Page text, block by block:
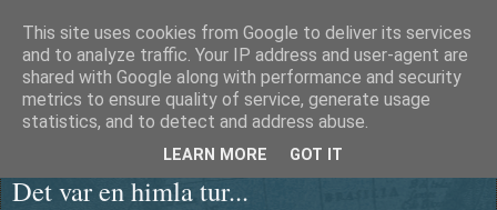
Äventyrshunden Diesel
Det var en himla tur...
This site uses cookies from Google to deliver its services
and to analyze traffic. Your IP address and user-agent are
shared with Google along with performance and security
metrics to ensure quality of service, generate usage
statistics, and to detect and address abuse.
LEARN MORE GOT IT